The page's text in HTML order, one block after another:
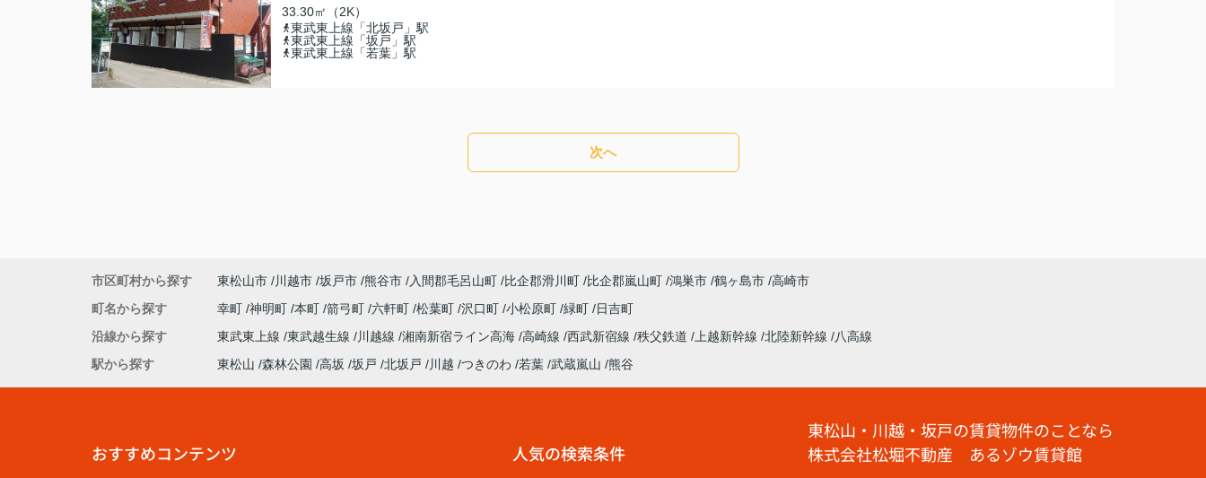
33.30㎡（2K）
東武東上線「北坂戸」駅
東武東上線「坂戸」駅
東武東上線「若葉」駅
次へ
市区町村から探す 東松山市 川越市 坂戸市 熊谷市 入間郡毛呂山町 比企郡滑川町 比企郡嵐山町 鴻巣市 鶴ヶ島市 高崎市
町名から探す
幸町 神明町 本町 箭弓町 六軒町 松葉町 沢口町 小松原町 緑町
日吉町
沿線から探す
東武東上線 東武越生線 川越線 湘南新宿ライン高海 高崎線 西武新宿線 秩父鉄道 上越新幹線 北陸新幹線
八高線
駅から探す
東松山 森林公園 高坂 坂戸 北坂戸 川越 つきのわ 若葉 武蔵嵐山 熊谷
おすすめコンテンツ 人気の検索条件
東松山・川越・坂戸の賃貸物件のことなら
株式会社松堀不動産 あるゾウ賃貸館